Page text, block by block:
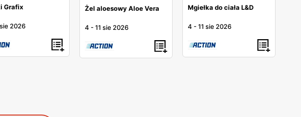
Grafix
2026
Żel aloesowy Aloe Vera
4 -11 sie 2026
Mgiełka do ciała L&D
4 -11 sie 2026